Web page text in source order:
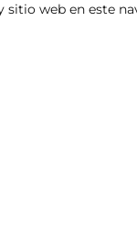
web en este